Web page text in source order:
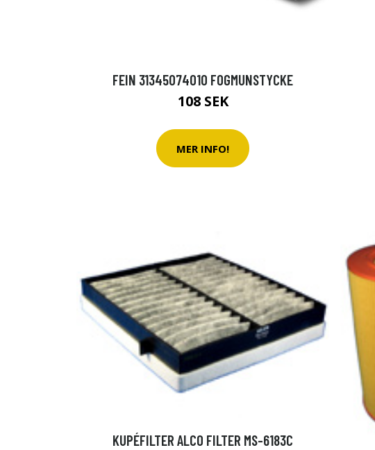
FEIN 31345074010 FOGMUNSTYCKE
108 SEK
MER INFO!
KUPÉFILTER ALCO FILTER MS-6183C